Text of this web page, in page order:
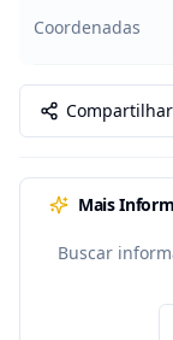
Coordenadas
Compartilhar
Mais
Buscar